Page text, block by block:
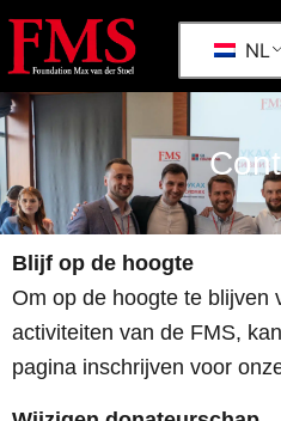
NL
Blijf op de hoogte
Om op de hoogte te blijven
activiteiten van de FMS,
pagina inschrijven voor